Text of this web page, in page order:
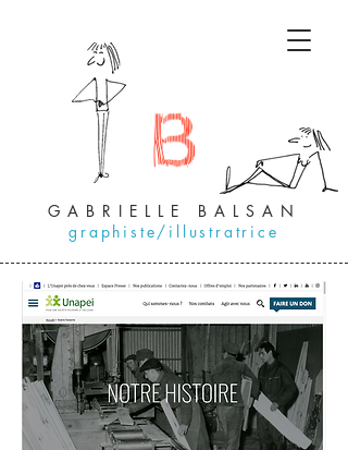
GABRIELLE BALSAN
graphiste/illustratrice